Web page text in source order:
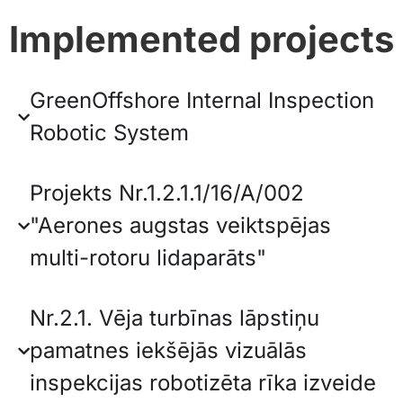
Implemented projects
GreenOffshore Internal Inspection
Robotic System
Projekts Nr.1.2.1.1/16/A/002
"Aerones augstas veiktspējas
multi-rotoru lidaparāts"
Nr.2.1. Vēja turbīnas lāpstiņu
pamatnes iekšējās vizuālās
inspekcijas robotizēta rīka izveide